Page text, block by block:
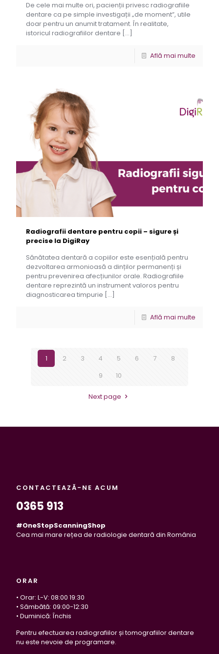
De cele mai multe ori, pacienții privesc radiografiile
dentare ca pe simple investigații „de moment”, utile
doar pentru un anumit tratament. În realitate,
istoricul radiografiilor dentare […]
Află mai multe
Radiografii dentare pentru copii – sigure și
precise la DigiRay
Sănătatea dentară a copiilor este esențială pentru
dezvoltarea armonioasă a dinților permanenți și
pentru prevenirea afecțiunilor orale. Radiografiile
dentare reprezintă un instrument valoros pentru
diagnosticarea timpurie […]
Află mai multe
1 2 3 4 5 6 7
8
9
10
Next page
CONTACTEAZĂ-NE ACUM
0365 913
#OneStopScanningShop
Cea mai mare rețea de radiologie dentară din România
ORAR
• Orar: L-V: 08:00 19:30
• Sâmbătă: 09:00-12:30
• Duminică: Închis
Pentru efectuarea radiografiilor și tomografiilor dentare
nu este nevoie de programare.